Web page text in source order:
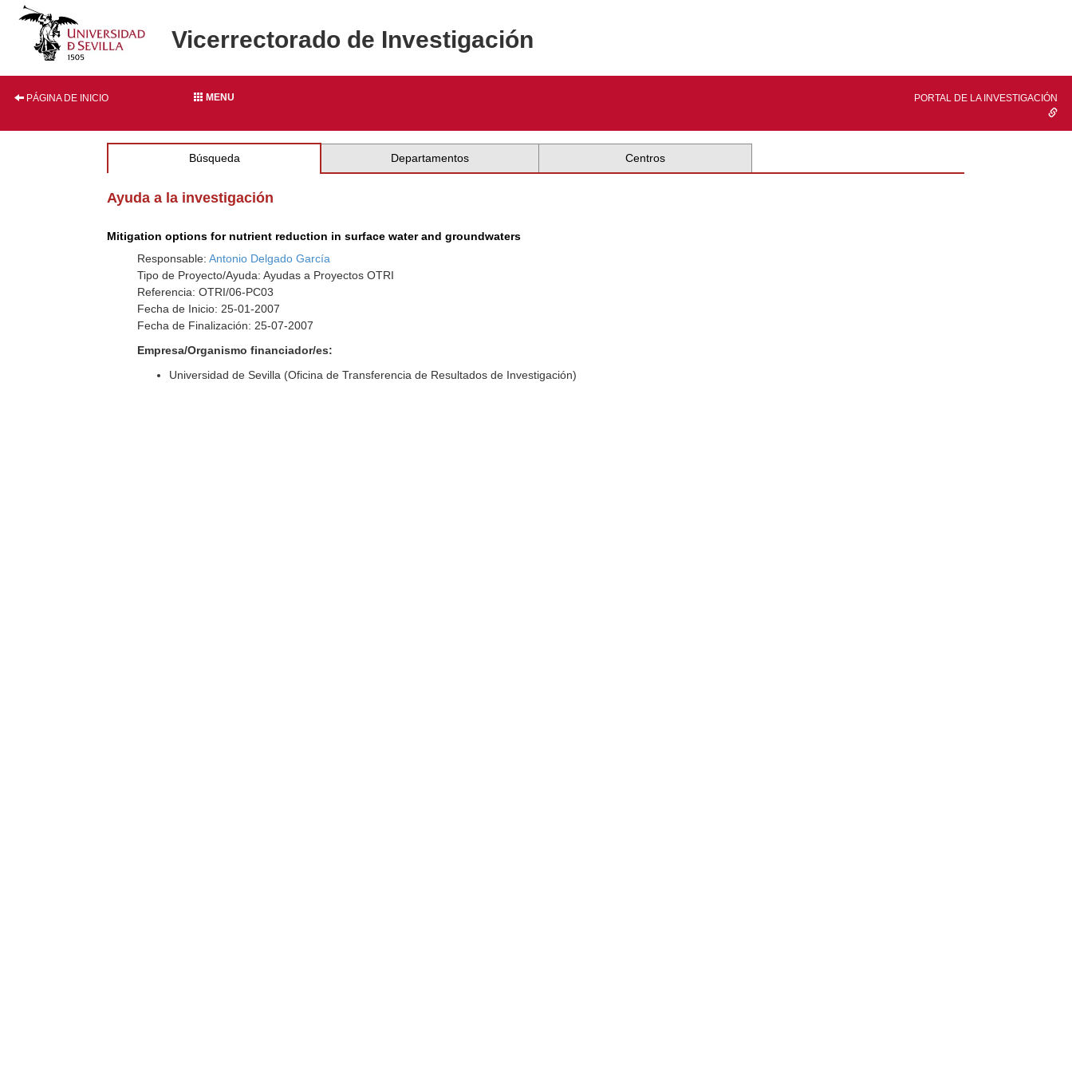
Vicerrectorado de Investigación
PÁGINA DE INICIO MENU PORTAL DE LA INVESTIGACIÓN
Búsqueda Departamentos Centros
Ayuda a la investigación
Mitigation options for nutrient reduction in surface water and groundwaters
Responsable:Antonio Delgado García
Tipo de Proyecto/Ayuda: Ayudas a Proyectos OTRI
Referencia: OTRI/06-PC03
Fecha de Inicio: 25-01-2007
Fecha de Finalización: 25-07-2007
Empresa/Organismo financiador/es:
Universidad de Sevilla (Oficina de Transferencia de Resultados de Investigación)